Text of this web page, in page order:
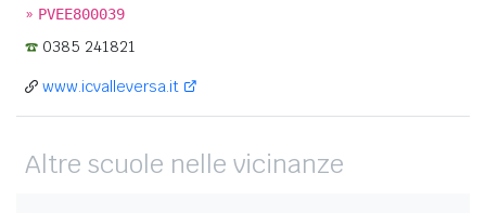
» PVEE800039
0385 241821
www.icvalleversa.it
Altre scuole nelle vicinanze